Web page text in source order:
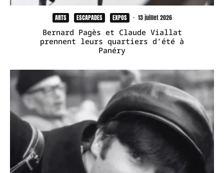
ARTS ESCAPADES EXPOS · 13 juillet 2026
Bernard Pagès et Claude Viallat
prennent leurs quartiers d’été à
Panéry